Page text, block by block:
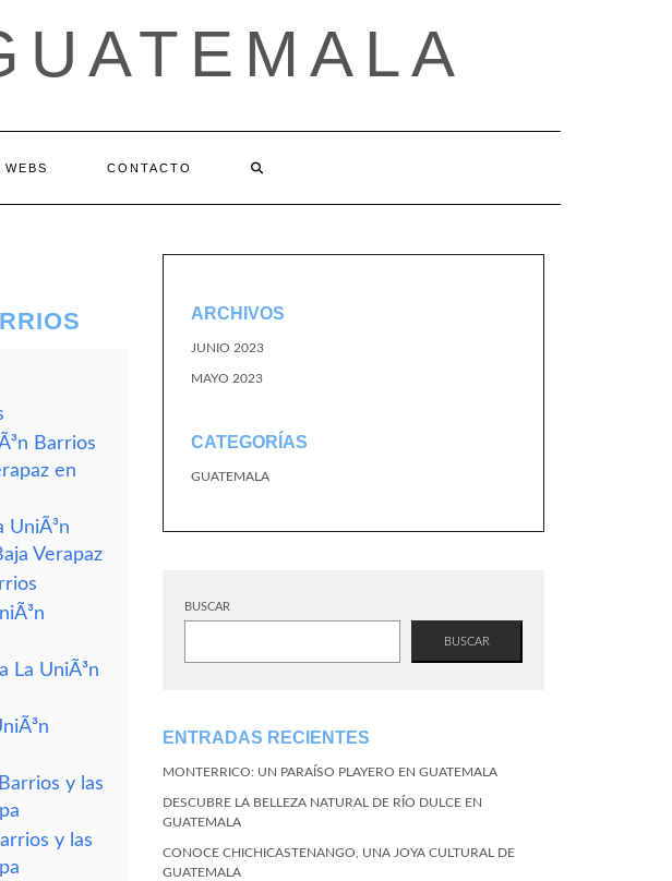
WEBS CONTACTO
Barrios
en
UniÃ³n
Verapaz
La UniÃ³n
y las
y las
ARCHIVOS
JUNIO 2023
MAYO 2023
CATEGORÍAS
GUATEMALA
BUSCAR
BUSCAR
ENTRADAS RECIENTES
MONTERRICO: UN PARAÍSO PLAYERO EN GUATEMALA
DESCUBRE LA BELLEZA NATURAL DE RÍO DULCE EN
GUATEMALA
CONOCE CHICHICASTENANGO, UNA JOYA CULTURAL DE
GUATEMALA